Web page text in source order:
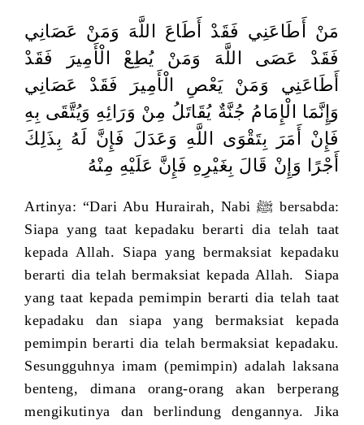
مَنْ أَطَاعَنِي فَقَدْ أَطَاعَ اللَّهَ وَمَنْ عَصَانِي
فَقَدْ عَصَى اللَّهَ وَمَنْ يُطِعْ الْأَمِيرَ فَقَدْ
أَطَاعَنِي وَمَنْ يَعْصِ الْأَمِيرَ فَقَدْ عَصَانِي
وَإِنَّمَا الْإِمَامُ جُنَّةٌ يُقَاتَلُ مِنْ وَرَائِهِ وَيُتَّقَى بِهِ
فَإِنْ أَمَرَ بِتَقْوَى اللَّهِ وَعَدَلَ فَإِنَّ لَهُ بِذَلِكَ
أَجْرًا وَإِنْ قَالَ بِغَيْرِهِ فَإِنَّ عَلَيْهِ مِنْهُ
Artinya: “Dari Abu Hurairah, Nabi ﷺ bersabda:
Siapa yang taat kepadaku berarti dia telah taat
kepada Allah. Siapa yang bermaksiat kepadaku
berarti dia telah bermaksiat kepada Allah. Siapa
yang taat kepada pemimpin berarti dia telah taat
kepadaku dan siapa yang bermaksiat kepada
pemimpin berarti dia telah bermaksiat kepadaku.
Sesungguhnya imam (pemimpin) adalah laksana
benteng, dimana orang-orang akan berperang
mengikutinya dan berlindung dengannya. Jika